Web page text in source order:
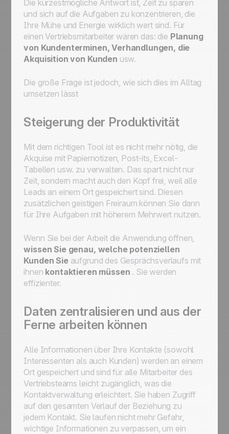
Die kürzestmögliche Antwort ist, Zeit zu sparen
und sich auf die Aufgaben zu konzentrieren, die
Ihre Mühe und Energie wirklich wert sind. Für
einen Vertriebsmitarbeiter wären das: die Planung
von Kundenterminen, Verhandlungen, die
Akquisition von Kunden usw.
Die große Frage ist jedoch, wie sich dies im Alltag
umsetzen lässt
Steigerung der Produktivität
Mit dem richtigen Tool ist es nicht mehr nötig, die
Akquise mit Papiernotizen, Post-its, Excel-
Tabellen usw. zu verwalten. Das spart nicht nur
Zeit, sondern macht auch den Kopf frei, weil alle
Leads an einem Ort gespeichert sind. Diesen
zusätzlichen geistigen Freiraum können Sie dann
für Ihre Aufgaben mit höherem Mehrwert nutzen.
Wenn Sie bei der Arbeit die Anwendung öffnen,
wissen Sie genau, welche potenziellen
Kunden Sieaufgrund des Gesprächsverlaufs mit
ihnen kontaktieren müssen . Sie werden
effizienter.
Daten zentralisieren und aus der
Ferne arbeiten können
Alle Informationen über Ihre Kontakte (sowohl
Interessenten als auch Kunden) werden an einem
Ort gespeichert und sind für alle Mitarbeiter des
Vertriebsteams leicht zugänglich, was die
Kontaktverwaltung erleichtert. Sie haben Zugriff
auf den gesamten Verlauf der Beziehung zu
jedem Kontakt. Sie laufen nicht mehr Gefahr,
wichtige Informationen zu verpassen, um ein